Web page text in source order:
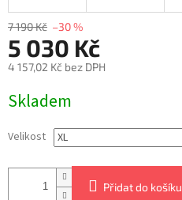
7 190 Kč –30 %
5 030 Kč
4 157,02 Kč bez DPH
cena:
Skladem
Velikost
Přidat do košíku